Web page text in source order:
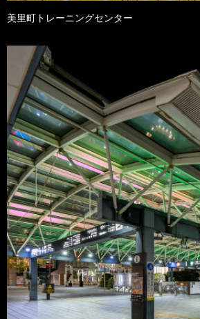
美里町トレーニングセンター